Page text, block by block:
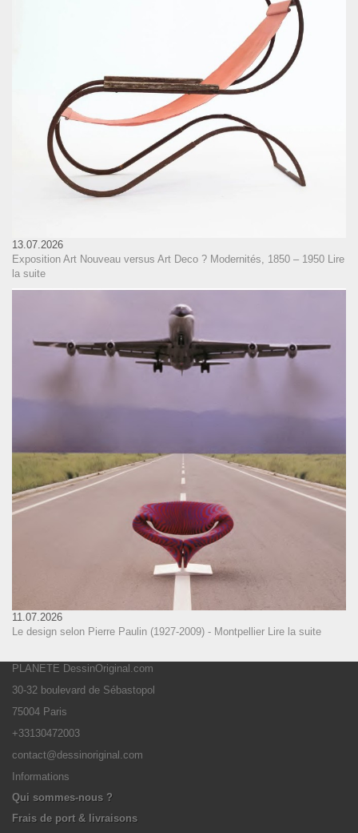
13.07.2026
Exposition Art Nouveau versus Art Deco ? Modernités, 1850 – 1950 Lire
la suite
11.07.2026
Le design selon Pierre Paulin (1927-2009) - Montpellier
Lire la suite
PLANETE DessinOriginal.com
30-32 boulevard de Sébastopol
75004 Paris
+33130472003
contact@dessinoriginal.com
Informations
Qui sommes-nous ?
Frais de port & livraisons